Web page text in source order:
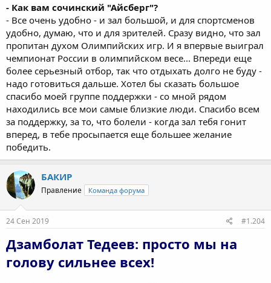
- Как вам сочинский "Айсберг"?
- Все очень удобно - и зал большой, и для спортсменов
удобно, думаю, что и для зрителей. Сразу видно, что зал
пропитан духом Олимпийских игр. И я впервые выиграл
чемпионат России в олимпийском весе... Впереди еще
более серьезный отбор, так что отдыхать долго не буду -
надо готовиться дальше. Хотел бы сказать большое
спасибо моей группе поддержки - со мной рядом
находились все мои самые близкие люди. Спасибо всем
за поддержку, за то, что болели - когда зал тебя гонит
вперед, в тебе просыпается еще большее желание
победить.
БАКИР
Правление Команда форума
24 Сен 2019 #1.204
Дзамболат Тедеев: просто мы на
голову сильнее всех!